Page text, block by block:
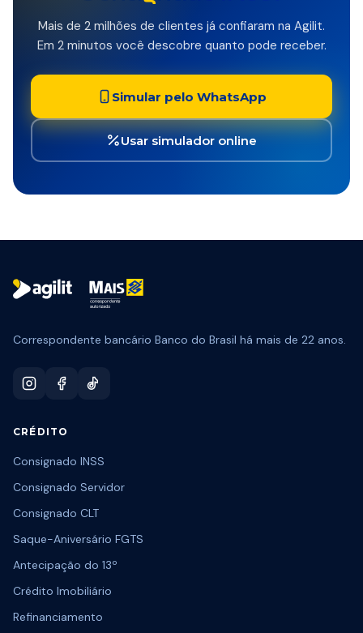
Mais de 2 milhões de clientes já confiaram na Agilit.
Em 2 minutos você descobre quanto pode receber.
Simular pelo WhatsApp
Usar simulador online
Correspondente bancário Banco do Brasil há mais de 22 anos.
CRÉDITO
Consignado INSS
Consignado Servidor
Consignado CLT
Saque-Aniversário FGTS
Antecipação do 13º
Crédito Imobiliário
Refinanciamento